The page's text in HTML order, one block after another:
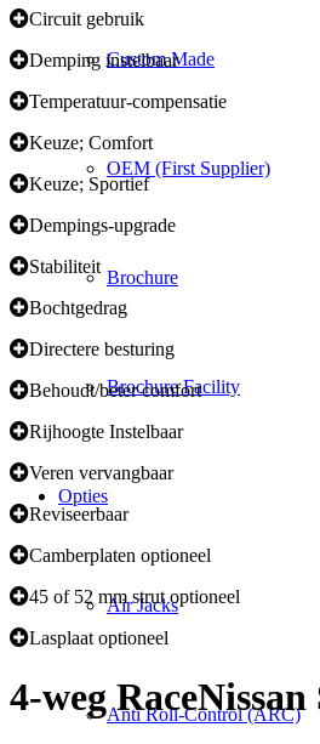
Custom Made
OEM (First Supplier)
Brochure
Brochure Facility
Opties
Air Jacks
Anti Roll-Control (ARC)
Circuit gebruik
Demping instelbaar
Temperatuur-compensatie
Keuze; Comfort
Keuze; Sportief
Dempings-upgrade
Stabiliteit
Bochtgedrag
Directere besturing
Behoudt/beter comfort
Rijhoogte Instelbaar
Veren vervangbaar
Reviseerbaar
Camberplaten optioneel
45 of 52 mm strut optioneel
Lasplaat optioneel
4-weg RaceNissan